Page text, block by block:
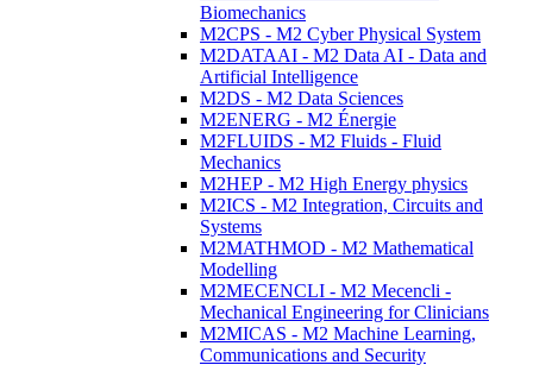
Biomechanics
M2CPS - M2 Cyber Physical System
M2DATAAI - M2 Data AI - Data and
Artificial Intelligence
M2DS - M2 Data Sciences
M2ENERG - M2 Énergie
M2FLUIDS - M2 Fluids - Fluid
Mechanics
M2HEP - M2 High Energy physics
M2ICS - M2 Integration, Circuits and
Systems
M2MATHMOD - M2 Mathematical
Modelling
M2MECENCLI - M2 Mecencli -
Mechanical Engineering for Clinicians
M2MICAS - M2 Machine Learning,
Communications and Security